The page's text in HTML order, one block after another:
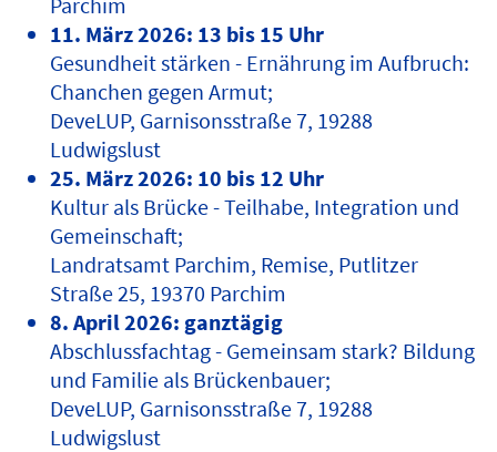
11. März 2026: 13 bis 15 Uhr
Gesundheit stärken - Ernährung im Aufbruch:
Chanchen gegen Armut;
DeveLUP, Garnisonsstraße 7, 19288
Ludwigslust
25. März 2026: 10 bis 12 Uhr
Kultur als Brücke - Teilhabe, Integration und
Gemeinschaft;
Landratsamt Parchim, Remise, Putlitzer
Straße 25, 19370 Parchim
8. April 2026: ganztägig
Abschlussfachtag - Gemeinsam stark? Bildung
und Familie als Brückenbauer;
DeveLUP, Garnisonsstraße 7, 19288
Ludwigslust